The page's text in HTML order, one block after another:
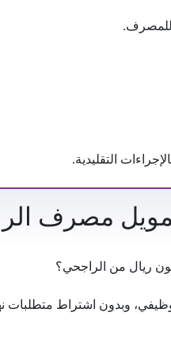
للمصرف.
التقليدية.
تمويل مصرف
وبدون اشتراط متطلبات